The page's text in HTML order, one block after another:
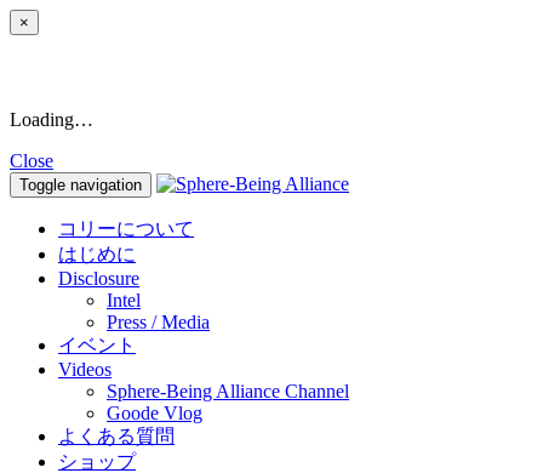
×
Loading…
Close
Toggle navigation
コリーについて
はじめに
Disclosure
Intel
Press / Media
イベント
Videos
Sphere-Being Alliance Channel
Goode Vlog
よくある質問
ショップ